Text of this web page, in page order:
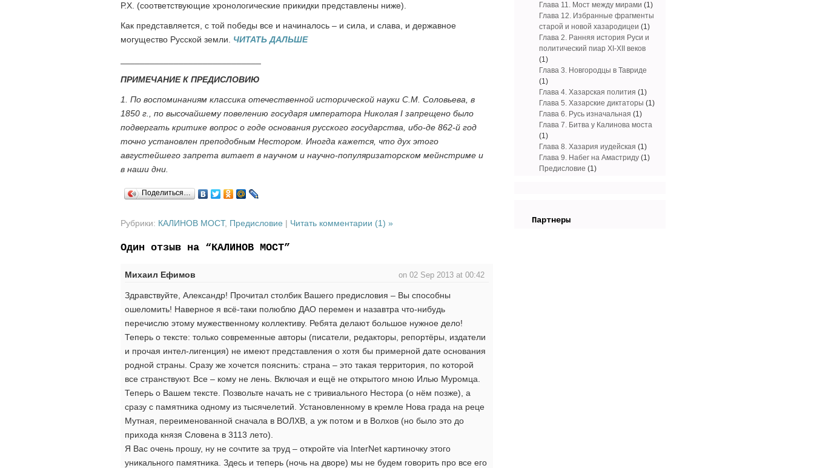
Р.Х. (соответствующие хронологические прикидки представлены ниже).
Как представляется, с той победы все и начиналось – и сила, и слава, и державное
могущество Русской земли. ЧИТАТЬ ДАЛЬШЕ
ПРИМЕЧАНИЕ К ПРЕДИСЛОВИЮ
1. По воспоминаниям классика отечественной исторической науки С.М. Соловьева, в
1850 г., по высочайшему повелению государя императора Николая I запрещено было
подвергать критике вопрос о годе основания русского государства, ибо-де 862-й год
точно установлен преподобным Нестором. Иногда кажется, что дух этого
августейшего запрета витает в научном и научно-популяризаторском мейнстриме и
в наши дни.
Поделиться…
Рубрики: КАЛИНОВ МОСТ, Предисловие | Читать комментарии (1) »
Один отзыв на “КАЛИНОВ МОСТ”
on 02 Sep 2013 at 00:42
Михаил Ефимов
Здравствуйте, Александр! Прочитал столбик Вашего предисловия – Вы способны
ошеломить! Наверное я всё-таки полюблю ДАО перемен и назавтра что-нибудь
перечислю этому мужественному коллективу. Ребята делают большое нужное дело!
Теперь о тексте: только современные авторы (писатели, редакторы, репортёры, издатели
и прочая интел-лигенция) не имеют представления о хотя бы примерной дате основания
родной страны. Сразу же хочется пояснить: страна – это такая территория, по которой
все странствуют. Все – кому не лень. Включая и ещё не открытого мною Илью Муромца.
Теперь о Вашем тексте. Позвольте начать не с тривиального Нестора (о нём позже), а
сразу с памятника одному из тысячелетий. Установленному в кремле Нова града на реце
Мутная, переименованной сначала в ВОЛХВ, а уж потом и в Волхов (но было это до
прихода князя Словена в 3113 лето).
Я Вас очень прошу, ну не сочтите за труд – откройте via InterNet картиночку этого
уникального памятника. Здесь и теперь (ночь на дворе) мы не будем говорить про все его
Глава 11. Мост между мирами (1)
Глава 12. Избранные фрагменты
старой и новой хазародицеи (1)
Глава 2. Ранняя история Руси и
политический пиар XI-XII веков
(1)
Глава 3. Новгородцы в Тавриде
(1)
Глава 4. Хазарская полития (1)
Глава 5. Хазарские диктаторы (1)
Глава 6. Русь изначальная (1)
Глава 7. Битва у Калинова моста
(1)
Глава 8. Хазария иудейская (1)
Глава 9. Набег на Амастриду (1)
Предисловие (1)
Партнеры